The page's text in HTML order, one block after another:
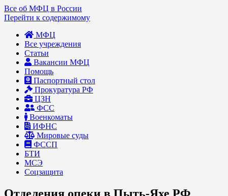
Все об МФЦ в России
Перейти к содержимому
МФЦ
Все учреждения
Статьи
Вакансии МФЦ
Помощь
Паспортный стол
Прокуратура РФ
ЦЗН
ФСС
Военкоматы
ИФНС
Мировые суды
ФССП
БТИ
МСЭ
Соцзащита